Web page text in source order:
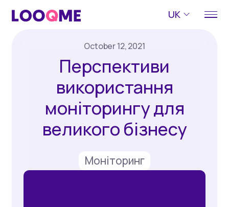
UK
October 12, 2021
Перспективи
використання
моніторингу для
великого бізнесу
Моніторинг